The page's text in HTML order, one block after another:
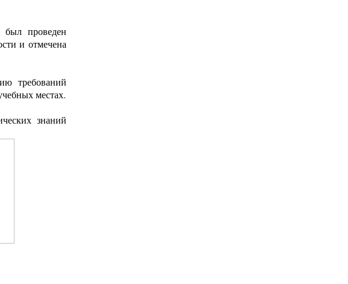
был проведен
и отмечена
требований
местах.
знаний